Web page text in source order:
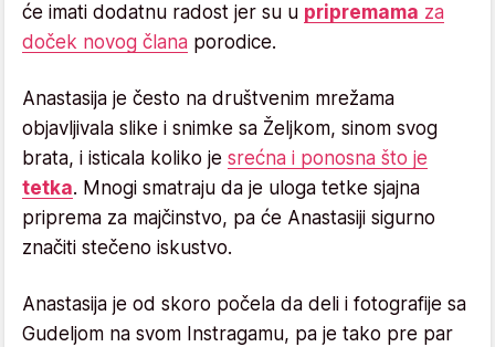
će imati dodatnu radost jer su u pripremama za
doček novog člana porodice.
Anastasija je često na društvenim mrežama
objavljivala slike i snimke sa Željkom, sinom svog
brata, i isticala koliko je srećna i ponosna što je
tetka. Mnogi smatraju da je uloga tetke sjajna
priprema za majčinstvo, pa će Anastasiji sigurno
značiti stečeno iskustvo.
Anastasija je od skoro počela da deli i fotografije sa
Gudeljom na svom Instragamu, pa je tako pre par